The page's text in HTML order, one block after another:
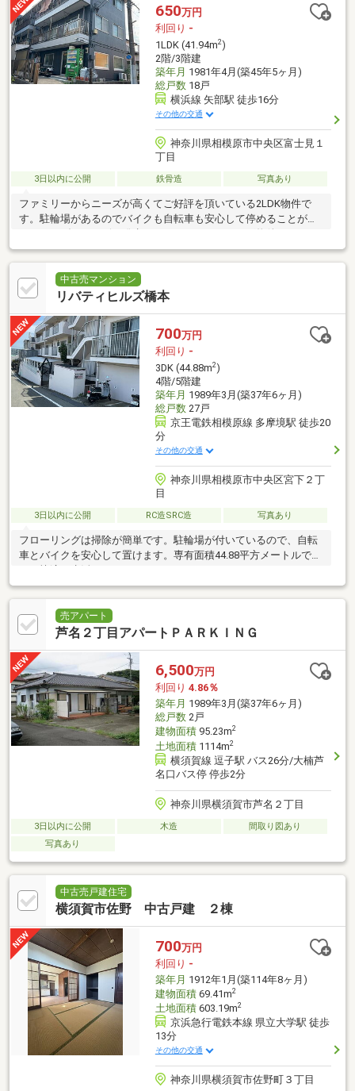
650万円
利回り -
1LDK (41.94m2)
2階/3階建
築年月 1981年4月(築45年5ヶ月)
総戸数18戸
横浜線 矢部駅 徒歩16分
その他の交通
神奈川県相模原市中央区富士見１
丁目
3日以内に公開 鉄骨造 写真あり
ファミリーからニーズが高くてご好評を頂いている2LDK物件で
す。駐輪場があるのでバイクも自転車も安心して停めることがで
中古売マンション
リバティヒルズ橋本
700万円
利回り -
3DK (44.88m2)
4階/5階建
築年月 1989年3月(築37年6ヶ月)
総戸数27戸
京王電鉄相模原線 多摩境駅 徒歩20
分
その他の交通
神奈川県相模原市中央区宮下２丁
目
3日以内に公開 RC造SRC造 写真あり
フローリングは掃除が簡単です。駐輪場が付いているので、自転
車とバイクを安心して置けます。専有面積44.88平方メートルです
売アパート
芦名２丁目アパートＰＡＲＫＩＮＧ
6,500万円
利回り 4.86％
築年月 1989年3月(築37年6ヶ月)
総戸数2戸
建物面積95.23m2
土地面積1114m2
横須賀線 逗子駅 バス26分/大楠芦
名口バス停 停歩2分
神奈川県横須賀市芦名２丁目
3日以内に公開 木造
間取り図あり
写真あり
中古売戸建住宅
横須賀市佐野 中古戸建 ２棟
700万円
利回り -
築年月 1912年1月(築114年8ヶ月)
建物面積69.41m2
土地面積603.19m2
京浜急行電鉄本線 県立大学駅 徒歩
13分
その他の交通
神奈川県横須賀市佐野町３丁目